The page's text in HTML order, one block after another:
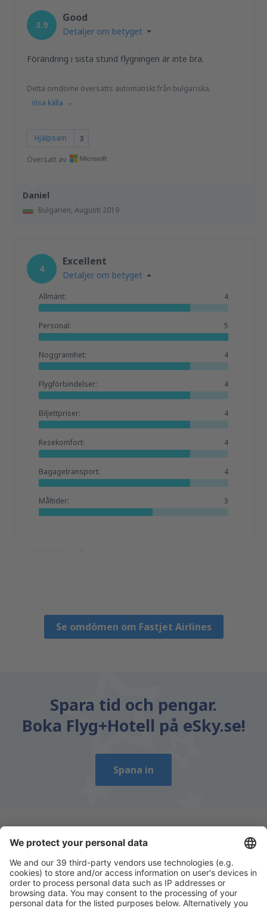
Daniel
Bulgarien, Augusti 2019
3.9
Good
Detaljer om betyget
Förändring i sista stund flygningen är inte bra.
Detta omdöme översätts automatiskt från bulgariska.
Visa källa
Hjälpsam 3
Översatt av
4
Excellent
Detaljer om betyget
Allmänt: 4
Personal: 5
Noggrannhet: 4
Flygförbindelser: 4
Biljettpriser: 4
Resekomfort: 4
Bagagetransport: 4
Måltider: 3
Se omdömen om Fastjet Airlines
Spara tid och pengar.
Boka Flyg+Hotell på eSky.se!
Spana in
Ladda ner vår appför att enkelt planera